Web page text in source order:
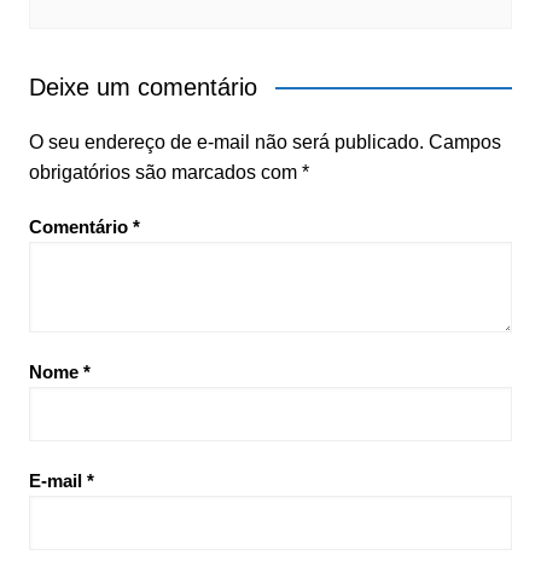
Deixe um comentário
O seu endereço de e-mail não será publicado. Campos
obrigatórios são marcados com *
Comentário *
Nome *
E-mail *